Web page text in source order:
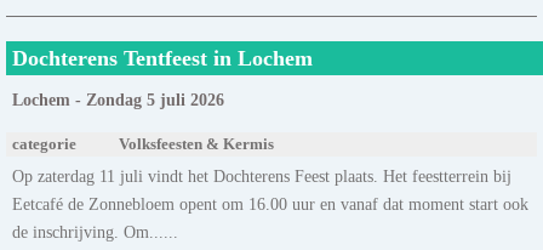
Dochterens Tentfeest in Lochem
Lochem - Zondag 5 juli 2026
categorie Volksfeesten & Kermis
Op zaterdag 11 juli vindt het Dochterens Feest plaats. Het feestterrein bij
Eetcafé de Zonnebloem opent om 16.00 uur en vanaf dat moment start ook
de inschrijving. Om......